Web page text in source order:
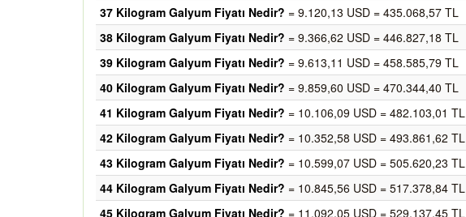
37 Kilogram Galyum Fiyatı Nedir? = 9.120,13 USD = 435.068,57 TL
38 Kilogram Galyum Fiyatı Nedir? = 9.366,62 USD = 446.827,18 TL
39 Kilogram Galyum Fiyatı Nedir? = 9.613,11 USD = 458.585,79 TL
40 Kilogram Galyum Fiyatı Nedir? = 9.859,60 USD = 470.344,40 TL
41 Kilogram Galyum Fiyatı Nedir? = 10.106,09 USD = 482.103,01 TL
42 Kilogram Galyum Fiyatı Nedir? = 10.352,58 USD = 493.861,62 TL
43 Kilogram Galyum Fiyatı Nedir? = 10.599,07 USD = 505.620,23 TL
44 Kilogram Galyum Fiyatı Nedir? = 10.845,56 USD = 517.378,84 TL
45 Kilogram Galyum Fiyatı Nedir? = 11.092,05 USD = 529.137,45 TL